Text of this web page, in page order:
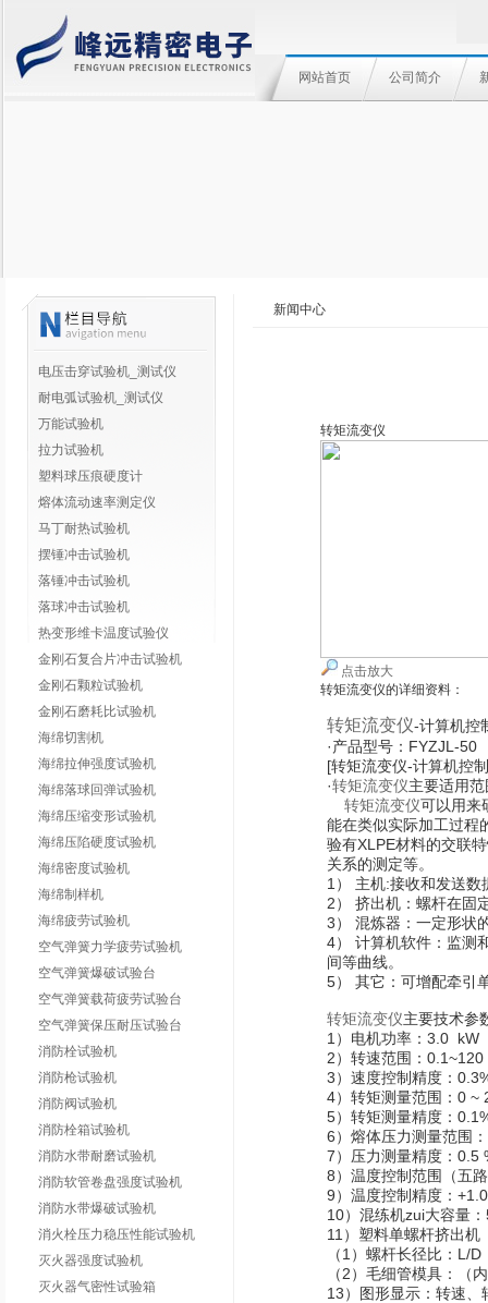
网站首页 公司简介
电压击穿试验机_测试仪
耐电弧试验机_测试仪
万能试验机
拉力试验机
塑料球压痕硬度计
熔体流动速率测定仪
马丁耐热试验机
摆锤冲击试验机
落锤冲击试验机
落球冲击试验机
热变形维卡温度试验仪
金刚石复合片冲击试验机
金刚石颗粒试验机
金刚石磨耗比试验机
海绵切割机
海绵拉伸强度试验机
海绵落球回弹试验机
海绵压缩变形试验机
海绵压陷硬度试验机
海绵密度试验机
海绵制样机
海绵疲劳试验机
空气弹簧力学疲劳试验机
空气弹簧爆破试验台
空气弹簧载荷疲劳试验台
空气弹簧保压耐压试验台
消防栓试验机
消防枪试验机
消防阀试验机
消防栓箱试验机
消防水带耐磨试验机
消防软管卷盘强度试验机
消防水带爆破试验机
消火栓压力稳压性能试验机
灭火器强度试验机
灭火器气密性试验箱
新闻中心
转矩流变仪
点击放大
转矩流变仪的详细资料：
转矩流变仪-计算机控
·产品型号：FYZJL-50
[转矩流变仪-计算机控
·转矩流变仪主要适用
转矩流变仪可以用来
能在类似实际加工过程
验有XLPE材料的交联
关系的测定等。
1） 主机:接收和发送
2） 挤出机：螺杆在固
3） 混炼器：一定形状
4） 计算机软件：监测
间等曲线。
5） 其它：可增配牵引
转矩流变仪主要技术参
1）电机功率：3.0 kW
2）转速范围：0.1~120
3）速度控制精度：
4）转矩测量范围：0 ~
5）转矩测量精度：
6）熔体压力测量范围
7）压力测量精度：0.5
8）温度控制范围（五
9）温度控制精度：
10）混练机zui大容量
11）塑料单螺杆
（1）螺杆长径比：L/
（2）毛细管模具：（
13）图形显示：转速